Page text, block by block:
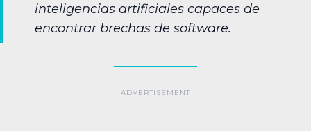
inteligencias artificiales capaces de
encontrar brechas de software.